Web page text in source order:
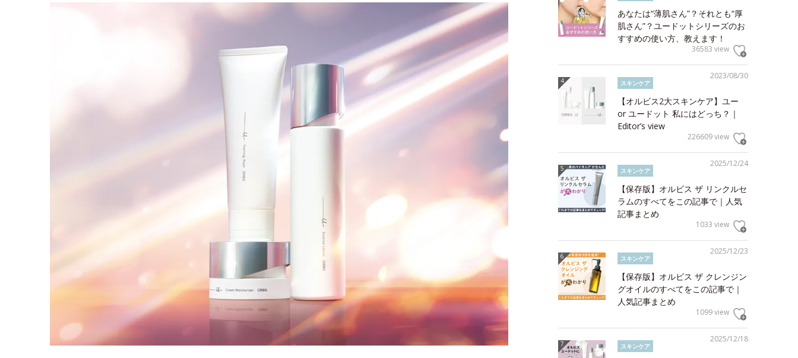
あなたは“薄肌さん”？それとも“厚
肌さん”？ユードットシリーズのお
すすめの使い方、教えます！
36583 view
2023/08/30
スキンケア
【オルビス2大スキンケア】ユー
or ユードット 私にはどっち？｜
Editor’s view
226609 view
2025/12/24
スキンケア
【保存版】オルビス ザ リンクルセ
ラムのすべてをこの記事で｜人気
記事まとめ
1033 view
2025/12/23
スキンケア
【保存版】オルビス ザ クレンジン
グオイルのすべてをこの記事で｜
人気記事まとめ
1099 view
2025/12/18
スキンケア